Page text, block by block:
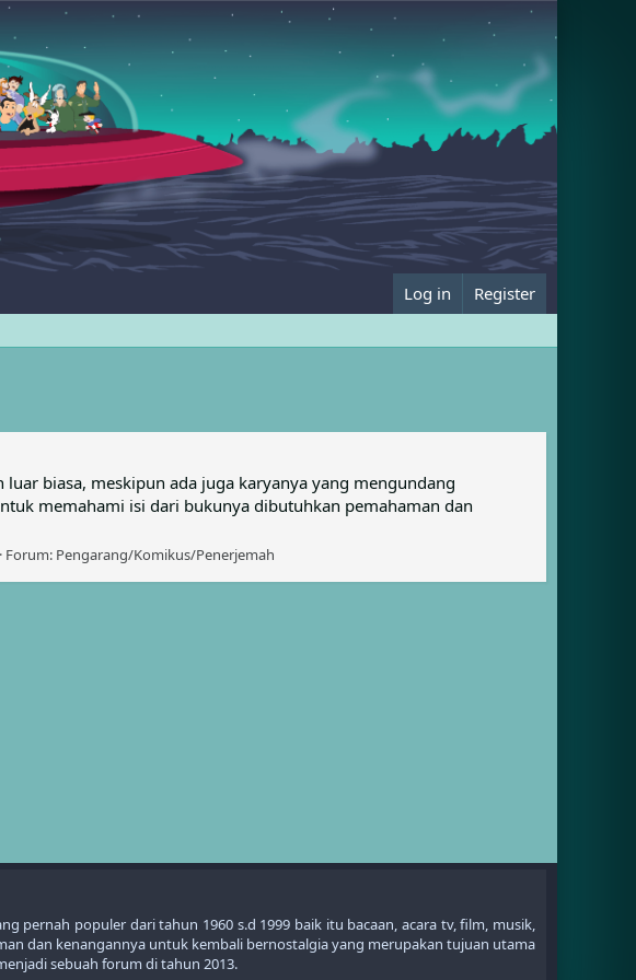
Log in Register
biasa, meskipun ada juga karyanya yang mengundang
memahami isi dari bukunya dibutuhkan pemahaman dan
Forum: Pengarang/Komikus/Penerjemah
pernah populer dari tahun 1960 s.d 1999 baik itu bacaan, acara tv, film, musik,
dan kenangannya untuk kembali bernostalgia yang merupakan tujuan utama
sebuah forum di tahun 2013.